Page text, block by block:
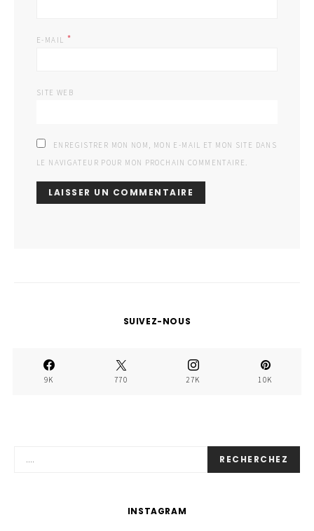
E-MAIL *
SITE WEB
ENREGISTRER MON NOM, MON E-MAIL ET MON SITE DANS
LE NAVIGATEUR POUR MON PROCHAIN COMMENTAIRE.
SUIVEZ-NOUS
9K 770 27K 10K
RECHERCHEZ
INSTAGRAM